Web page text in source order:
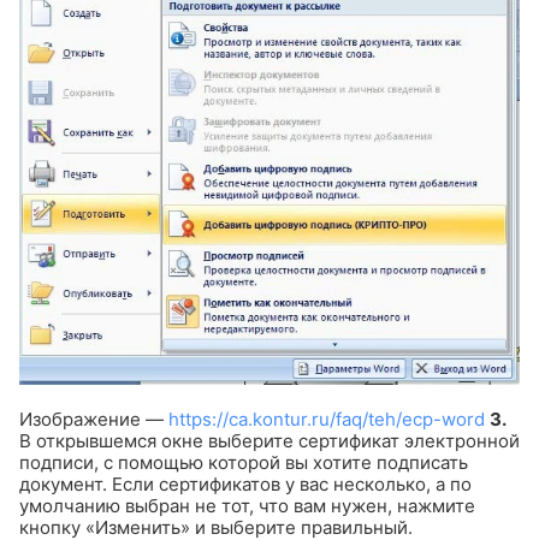
Изображение — https://ca.kontur.ru/faq/teh/ecp-word 3.
В открывшемся окне выберите сертификат электронной
подписи, с помощью которой вы хотите подписать
документ. Если сертификатов у вас несколько, а по
умолчанию выбран не тот, что вам нужен, нажмите
кнопку «Изменить» и выберите правильный.